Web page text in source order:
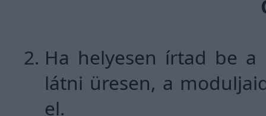
Ha helyesen írtad be
látni üresen, a
el.